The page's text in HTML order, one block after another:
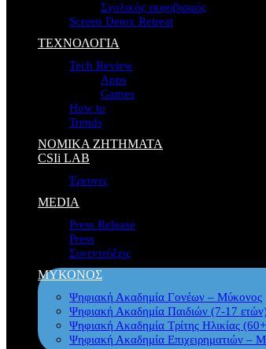
Σχολικός εκφοβισμός
Screen Detox Retreat
ΤΕΧΝΟΛΟΓΙΑ
Tech Review
Apps
Games
How to
Trends
ΝΟΜΙΚΑ ΖΗΤΗΜΑΤΑ
CSIi LAB
Έρευνες
MEDIA
Press Release
Press
Συνεντεύξεις
ΜΥΚΟΝΟΣ
Ψηφιακή Ακαδημία Γονέων – Μύκονος
Ψηφιακή Ακαδημία Παιδιών (7-17
Ψηφιακή Ακαδημία Τρίτης Ηλικίας
Ψηφιακή Ακαδημία Επιχειρηματιών –